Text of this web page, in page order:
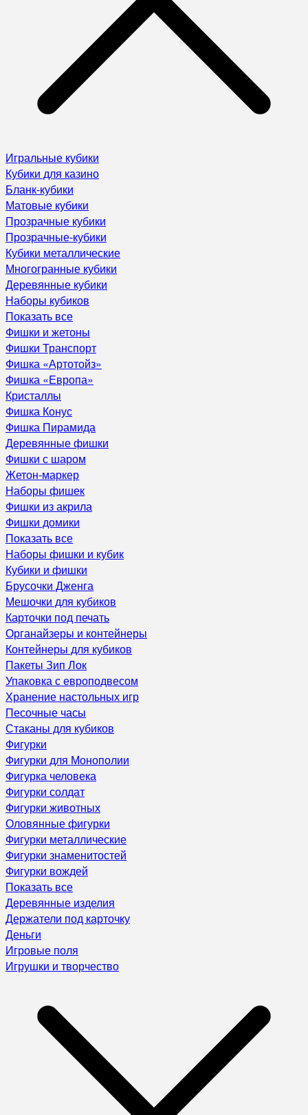
Игральные кубики
Кубики для казино
Бланк-кубики
Матовые кубики
Прозрачные кубики
Прозрачные-кубики
Кубики металлические
Многогранные кубики
Деревянные кубики
Наборы кубиков
Показать все
Фишки и жетоны
Фишки Транспорт
Фишка «Артотойз»
Фишка «Европа»
Кристаллы
Фишка Конус
Фишка Пирамида
Деревянные фишки
Фишки с шаром
Жетон-маркер
Наборы фишек
Фишки из акрила
Фишки домики
Показать все
Наборы фишки и кубик
Кубики и фишки
Брусочки Дженга
Мешочки для кубиков
Карточки под печать
Органайзеры и контейнеры
Контейнеры для кубиков
Пакеты Зип Лок
Упаковка с европодвесом
Хранение настольных игр
Песочные часы
Стаканы для кубиков
Фигурки
Фигурки для Монополии
Фигурка человека
Фигурки солдат
Фигурки животных
Оловянные фигурки
Фигурки металлические
Фигурки знаменитостей
Фигурки вождей
Показать все
Деревянные изделия
Держатели под карточку
Деньги
Игровые поля
Игрушки и творчество